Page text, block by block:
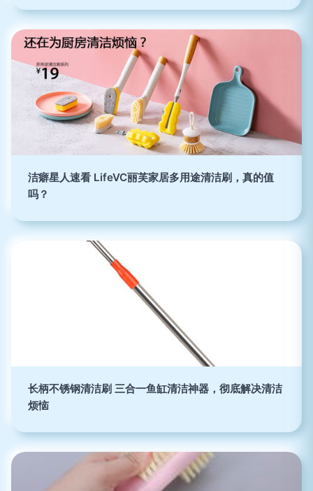
洁癖星人速看 LifeVC丽芙家居多用途清洁刷，真的值
吗？
长柄不锈钢清洁刷 三合一鱼缸清洁神器，彻底解决清洁
烦恼